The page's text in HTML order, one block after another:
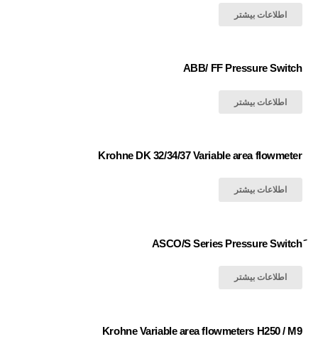
اطلاعات بیشتر
ABB/ FF Pressure Switch
اطلاعات بیشتر
Krohne DK 32/34/37 Variable area flowmeter
اطلاعات بیشتر
َASCO/S Series Pressure Switch
اطلاعات بیشتر
Krohne Variable area flowmeters H250 / M9